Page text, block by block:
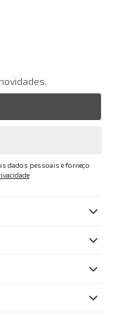
dados pessoais e forneço